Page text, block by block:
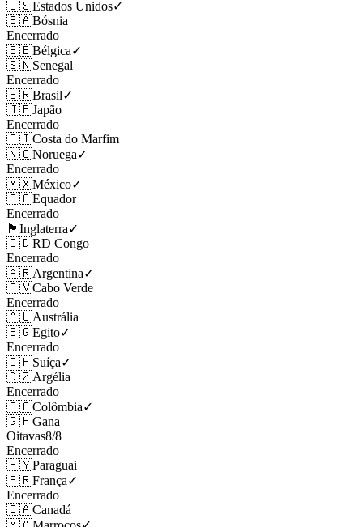
🇺🇸Estados Unidos✓
🇧🇦Bósnia
Encerrado
🇧🇪Bélgica✓
🇸🇳Senegal
Encerrado
🇧🇷Brasil✓
🇯🇵Japão
Encerrado
🇨🇮Costa do Marfim
🇳🇴Noruega✓
Encerrado
🇲🇽México✓
🇪🇨Equador
Encerrado
🏴󠁧󠁢󠁥󠁮󠁧󠁿 Inglaterra✓
🇨🇩RD Congo
Encerrado
🇦🇷Argentina✓
🇨🇻Cabo Verde
Encerrado
🇦🇺Austrália
🇪🇬Egito✓
Encerrado
🇨🇭Suíça✓
🇩🇿Argélia
Encerrado
🇨🇴Colômbia✓
🇬🇭Gana
Oitavas8/8
Encerrado
🇵🇾Paraguai
🇫🇷França✓
Encerrado
🇨🇦Canadá